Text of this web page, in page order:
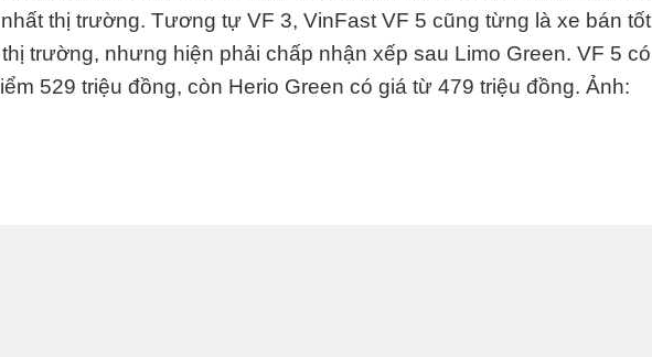
thị trường. Tương tự VF 3, VinFast VF 5 cũng từng là xe bán tốt
trường, nhưng hiện phải chấp nhận xếp sau Limo Green. VF 5 có
529 triệu đồng, còn Herio Green có giá từ 479 triệu đồng. Ảnh: